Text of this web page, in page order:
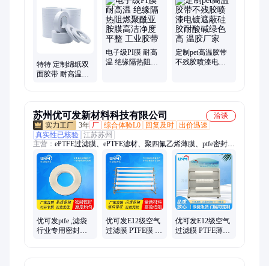
特特 定制绵纸双
面胶带 耐高温高
电子级PI膜 耐高
温 绝缘隔热阻燃
定制pet高温胶带
不残胶喷漆电镀
苏州优可发新材料科技有限公司
洽谈
3年 厂 综合体验L0 回复及时 出价迅速
真实性已核验 江苏苏州
主营： ePTFE过滤膜、ePTFE滤材、聚四氟乙烯薄膜、ptfe密封胶
带、特氟龙薄膜、折叠滤芯用膜、防水透气膜、空气净化滤材、
口罩滤材、工业除尘滤材、服装膜、HEPA滤纸、液体过滤膜、
堆肥膜、膨体聚四氟乙烯、除菌过滤膜、吸尘器滤材、无纺布、
洁净室过滤材料、无尘拖链膜、电缆膜、ePTFE微孔膜、防水透
声膜、质子交换膜、MBR平板膜、双向拉伸膜
优可发ptfe ,滤袋
行业专用密封胶
优可发E12级空气
过滤膜 PTFE膜 聚
优可发E12级空气
过滤膜 PTFE薄膜